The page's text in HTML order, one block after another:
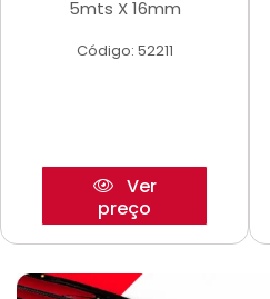
5mts X 16mm
Código: 52211
Ver
preço